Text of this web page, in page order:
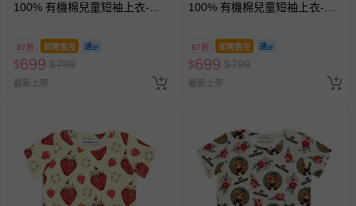
100% 有機棉兒童短袖上衣-紫
87折 即將售完
$699 $799
最新上架
100% 有機棉兒童短袖上衣-彩
87折 即將售完
$699 $799
最新上架